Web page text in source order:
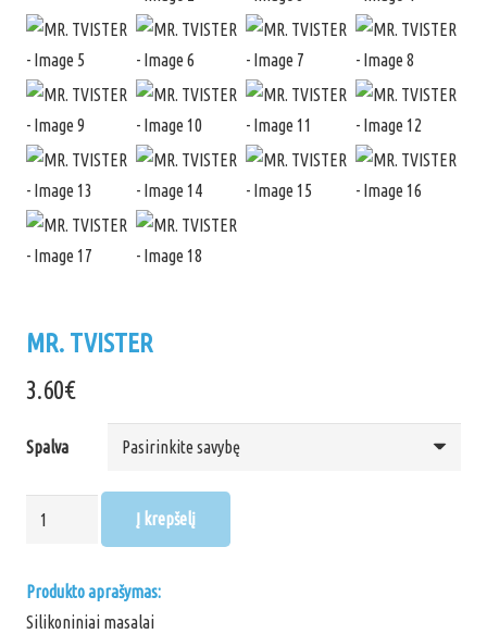
MR. TVISTER
3.60€
Spalva
produkto
TVISTER
Į krepšelį
Produkto aprašymas:
Silikoniniai masalai